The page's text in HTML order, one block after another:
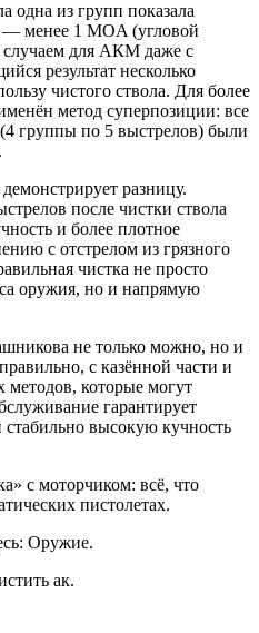
одна из групп показала
— менее 1 MOA (угловой
случаем для АКМ даже с
результат несколько
чистого ствола. Для более
метод суперпозиции: все
группы по 5 выстрелов) были
разницу.
после чистки ствола
и более плотное
с отстрелом из грязного
чистка не просто
оружия, но и напрямую
не только можно, но и
с казённой части и
методов, которые могут
гарантирует
высокую кучность
с моторчиком: всё, что
пистолетах.
Оружие.
ак.